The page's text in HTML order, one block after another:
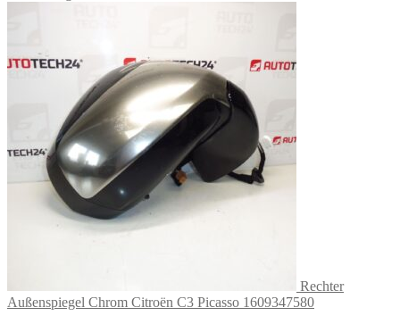
Rechter
Außenspiegel Chrom Citroën C3 Picasso 1609347580